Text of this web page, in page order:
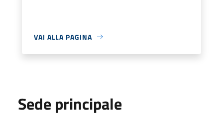
VAI ALLA PAGINA
Sede principale